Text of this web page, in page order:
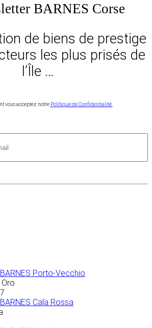
BARNES Corse
de biens de prestige
les plus prisés de
l’Île …
vous acceptez notre Politique de Confidentialité.
BARNES Porto-Vecchio
Cala Rossa